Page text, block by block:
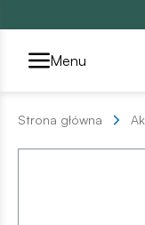
Menu
Strona główna